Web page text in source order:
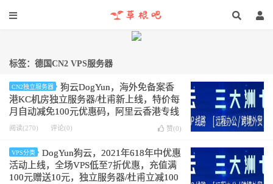
标签：德国CN2 VPS服务器
CN2独立服务器
狗云DogYun，海外免备案香
港KC机房独立服务器/杜甫新上线，特价每
月自动减免100元优惠码，阿里云香港专线
可选，CN2 GIA高质量线路，移动联通直
阅读(270) 评论(0) 赞(0)
VPS分类
DogYun狗云，2021年618年中优惠
活动上线，全场VPS低至7折优惠，充值满
100元赠送10元，独立服务器/杜甫立减100